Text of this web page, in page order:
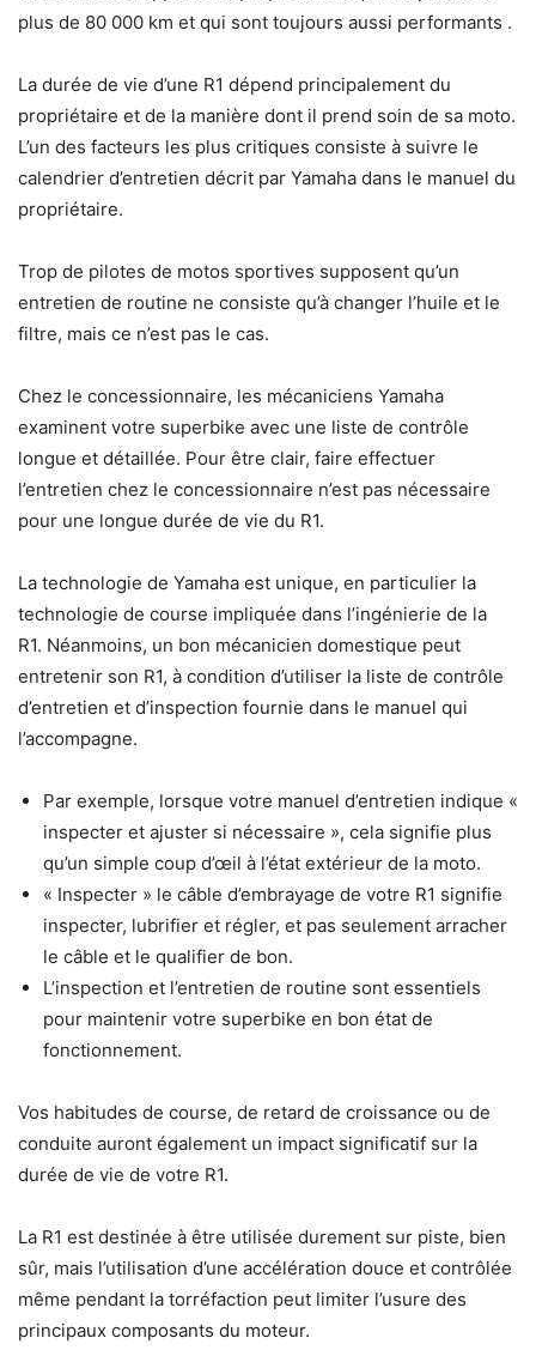
plus de 80 000 km et qui sont toujours aussi performants .
La durée de vie d’une R1 dépend principalement du
propriétaire et de la manière dont il prend soin de sa moto.
L’un des facteurs les plus critiques consiste à suivre le
calendrier d’entretien décrit par Yamaha dans le manuel du
propriétaire.
Trop de pilotes de motos sportives supposent qu’un
entretien de routine ne consiste qu’à changer l’huile et le
filtre, mais ce n’est pas le cas.
Chez le concessionnaire, les mécaniciens Yamaha
examinent votre superbike avec une liste de contrôle
longue et détaillée. Pour être clair, faire effectuer
l’entretien chez le concessionnaire n’est pas nécessaire
pour une longue durée de vie du R1.
La technologie de Yamaha est unique, en particulier la
technologie de course impliquée dans l’ingénierie de la
R1. Néanmoins, un bon mécanicien domestique peut
entretenir son R1, à condition d’utiliser la liste de contrôle
d’entretien et d’inspection fournie dans le manuel qui
l’accompagne.
Par exemple, lorsque votre manuel d’entretien indique «
inspecter et ajuster si nécessaire », cela signifie plus
qu’un simple coup d’œil à l’état extérieur de la moto.
« Inspecter » le câble d’embrayage de votre R1 signifie
inspecter, lubrifier et régler, et pas seulement arracher
le câble et le qualifier de bon.
L’inspection et l’entretien de routine sont essentiels
pour maintenir votre superbike en bon état de
fonctionnement.
Vos habitudes de course, de retard de croissance ou de
conduite auront également un impact significatif sur la
durée de vie de votre R1.
La R1 est destinée à être utilisée durement sur piste, bien
sûr, mais l’utilisation d’une accélération douce et contrôlée
même pendant la torréfaction peut limiter l’usure des
principaux composants du moteur.